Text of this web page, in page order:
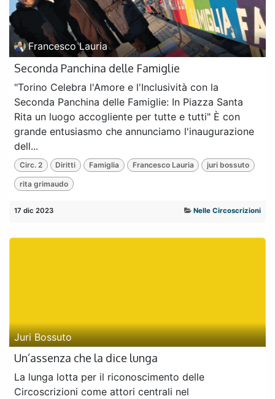
Francesco Lauria
Seconda Panchina delle Famiglie
"Torino Celebra l'Amore e l'Inclusività con la
Seconda Panchina delle Famiglie: In Piazza Santa
Rita un luogo accogliente per tutte e tutti" È con
grande entusiasmo che annunciamo l'inaugurazione
dell...
Circ. 2 Diritti Famiglia Francesco Lauria juri bossuto
rita grimaudo
17 dic 2023 Nelle Circoscrizioni
Juri Bossuto
Un’assenza che la dice lunga
La lunga lotta per il riconoscimento delle
Circoscrizioni come attori centrali nel